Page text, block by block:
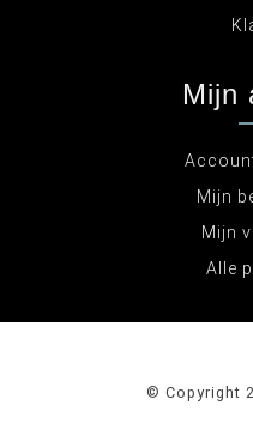
Mijn
Mijn
Mijn
Alle
© Copyright